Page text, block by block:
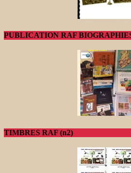
PUBLICATION RAF
TIMBRES RAF (n2)